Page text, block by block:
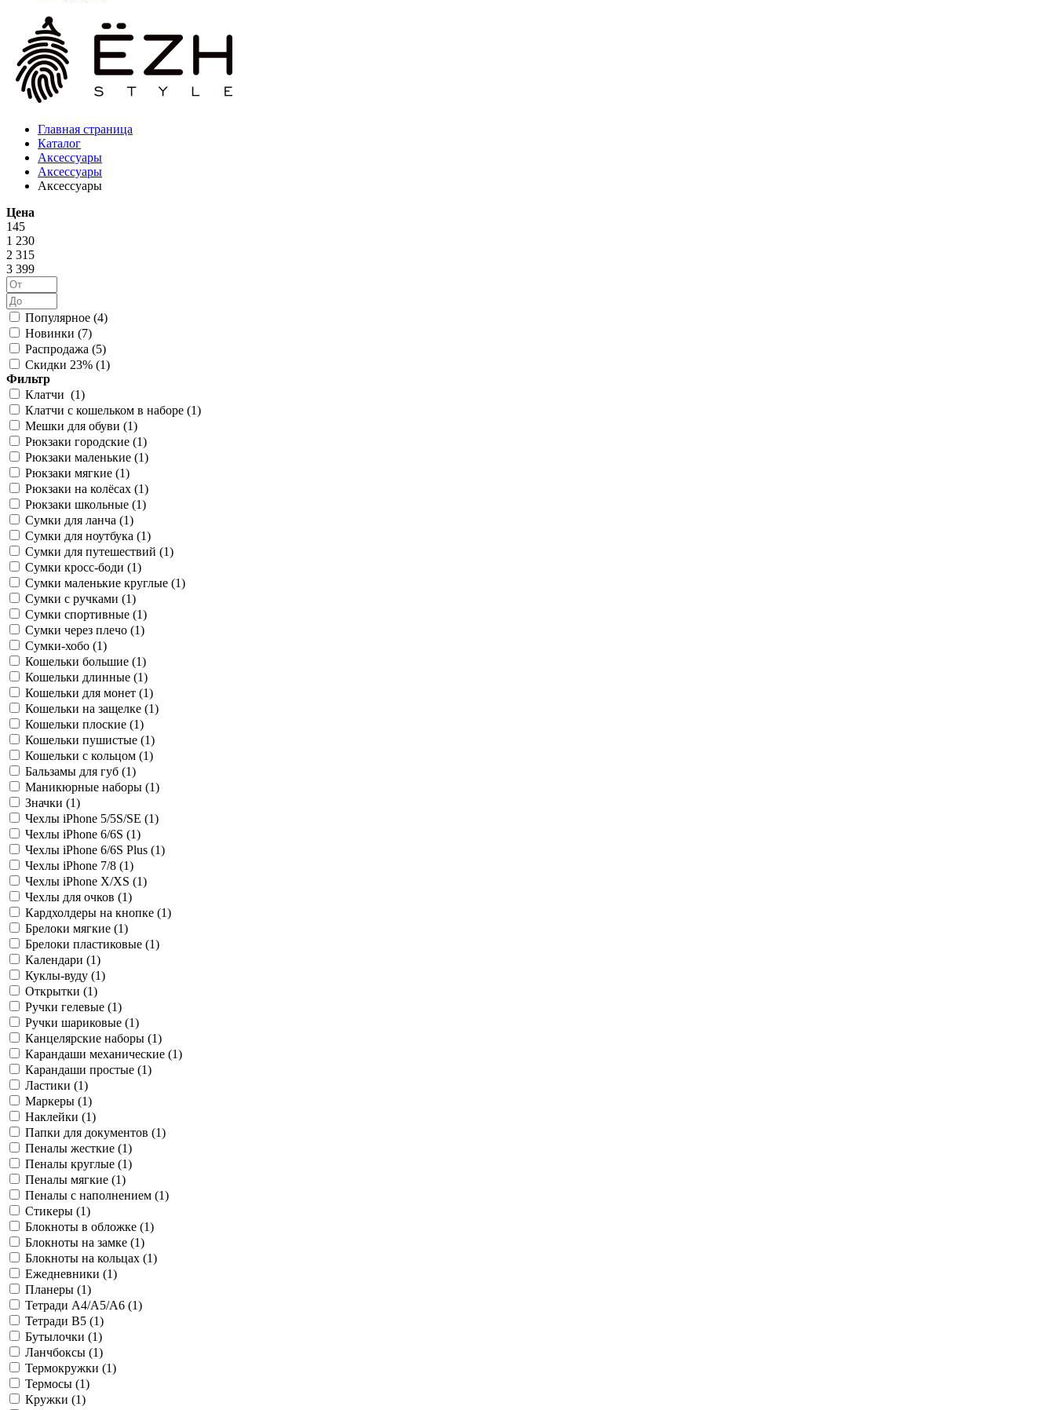
Главная страница
Каталог
Аксессуары
Аксессуары
Аксессуары
Цена
145
1 230
2 315
3 399
Популярное (4)
Новинки (7)
Распродажа (5)
Скидки 23% (1)
Фильтр
Клатчи (1)
Клатчи с кошельком в наборе (1)
Мешки для обуви (1)
Рюкзаки городские (1)
Рюкзаки маленькие (1)
Рюкзаки мягкие (1)
Рюкзаки на колёсах (1)
Рюкзаки школьные (1)
Сумки для ланча (1)
Сумки для ноутбука (1)
Сумки для путешествий (1)
Сумки кросс-боди (1)
Сумки маленькие круглые (1)
Сумки с ручками (1)
Сумки спортивные (1)
Сумки через плечо (1)
Сумки-хобо (1)
Кошельки большие (1)
Кошельки длинные (1)
Кошельки для монет (1)
Кошельки на защелке (1)
Кошельки плоские (1)
Кошельки пушистые (1)
Кошельки с кольцом (1)
Бальзамы для губ (1)
Маникюрные наборы (1)
Значки (1)
Чехлы iPhone 5/5S/SE (1)
Чехлы iPhone 6/6S (1)
Чехлы iPhone 6/6S Plus (1)
Чехлы iPhone 7/8 (1)
Чехлы iPhone X/XS (1)
Чехлы для очков (1)
Кардхолдеры на кнопке (1)
Брелоки мягкие (1)
Брелоки пластиковые (1)
Календари (1)
Куклы-вуду (1)
Открытки (1)
Ручки гелевые (1)
Ручки шариковые (1)
Канцелярские наборы (1)
Карандаши механические (1)
Карандаши простые (1)
Ластики (1)
Маркеры (1)
Наклейки (1)
Папки для документов (1)
Пеналы жесткие (1)
Пеналы круглые (1)
Пеналы мягкие (1)
Пеналы с наполнением (1)
Стикеры (1)
Блокноты в обложке (1)
Блокноты на замке (1)
Блокноты на кольцах (1)
Ежедневники (1)
Планеры (1)
Тетради A4/A5/A6 (1)
Тетради B5 (1)
Бутылочки (1)
Ланчбоксы (1)
Термокружки (1)
Термосы (1)
Кружки (1)